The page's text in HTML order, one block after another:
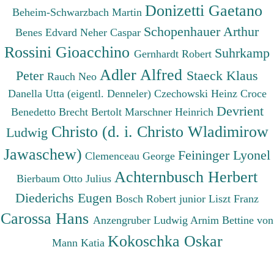
Beheim-Schwarzbach Martin Donizetti Gaetano
Benes Edvard Neher Caspar Schopenhauer Arthur
Rossini Gioacchino Gernhardt Robert Suhrkamp
Peter Rauch Neo Adler Alfred Staeck Klaus
Danella Utta (eigentl. Denneler) Czechowski Heinz Croce
Benedetto Brecht Bertolt Marschner Heinrich Devrient
Ludwig Christo (d. i. Christo Wladimirow
Jawaschew) Clemenceau George Feininger Lyonel
Bierbaum Otto Julius Achternbusch Herbert
Diederichs Eugen Bosch Robert junior Liszt Franz
Carossa Hans Anzengruber Ludwig Arnim Bettine von
Mann Katia Kokoschka Oskar